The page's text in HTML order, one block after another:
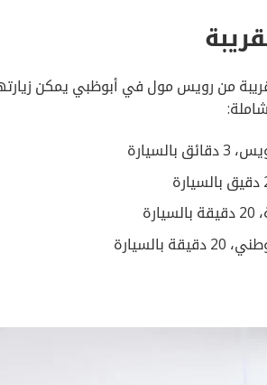
من رويس مول في أبوظبي يمكن
بالسيارة